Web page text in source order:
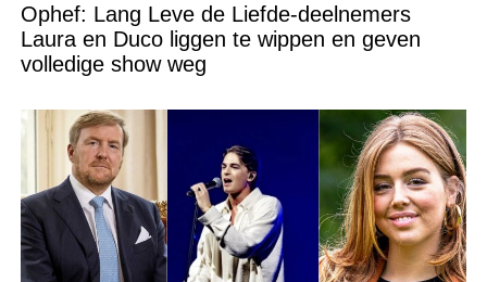
Ophef: Lang Leve de Liefde-deelnemers
Laura en Duco liggen te wippen en geven
volledige show weg